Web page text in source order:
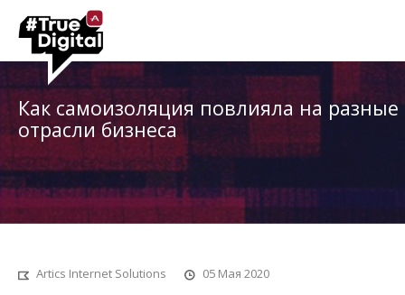
Как самоизоляция повлияла на разные
отрасли бизнеса
Artics Internet Solutions 05 Мая 2020